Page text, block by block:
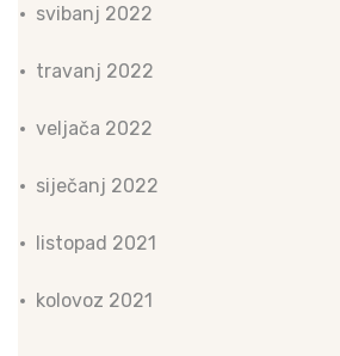
svibanj 2022
travanj 2022
veljača 2022
siječanj 2022
listopad 2021
kolovoz 2021